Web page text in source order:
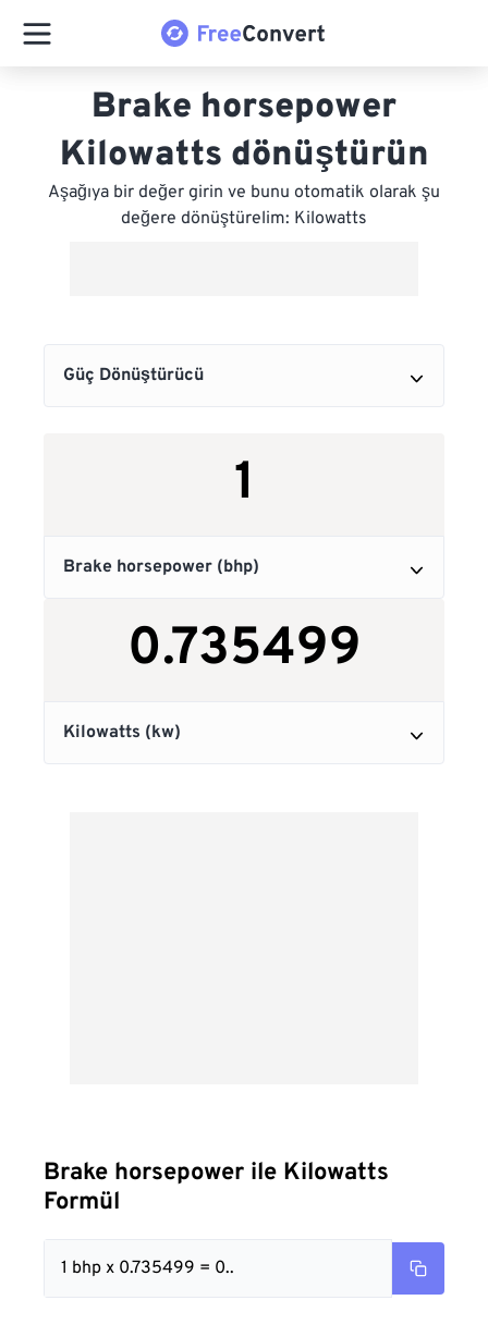
Brake horsepower
Kilowatts dönüştürün
Aşağıya bir değer girin ve bunu otomatik olarak şu
değere dönüştürelim: Kilowatts
Brake horsepower ile Kilowatts
Formül
1 bhp x 0.735499 = 0..